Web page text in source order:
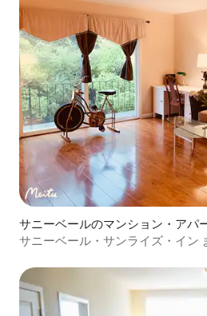
サニーベールのマンション・アパ
サニーベール・サンライズ・イン